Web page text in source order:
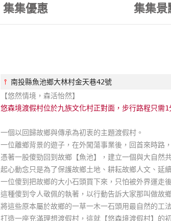
集集優惠 集集景
⫯ 南投縣魚池鄉大林村金天巷42號
【悠然情境，森活怡然】
悠森境渡假村位於九族文化村正對面，步行路程只需1
一個以回歸故鄉與傳承為初衷的主題渡假村。
一位離鄉背景的遊子，在外闖蕩事業後，回首來時路，
憑著一股傻勁回到故鄉【魚池】，建立一個與大自然
起心動念只是為了保護故鄉土地、耕耘故鄉人文、延
一位傻到把故鄉的大小石頭買下來，只怕被外界運走
這種傻到令人敬佩的執著，以行動告訴大家那叫做故
將這些原本屬於故鄉的一草一木一石頭用最自然的工法
打造一座充滿理想渡假村，這就【悠森境渡假村】的